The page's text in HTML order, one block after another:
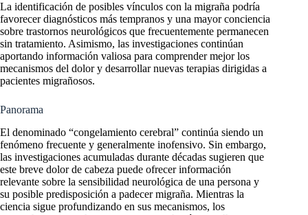
La identificación de posibles vínculos con la migraña podría
favorecer diagnósticos más tempranos y una mayor conciencia
sobre trastornos neurológicos que frecuentemente permanecen
sin tratamiento. Asimismo, las investigaciones continúan
aportando información valiosa para comprender mejor los
mecanismos del dolor y desarrollar nuevas terapias dirigidas a
pacientes migrañosos.
Panorama
El denominado “congelamiento cerebral” continúa siendo un
fenómeno frecuente y generalmente inofensivo. Sin embargo,
las investigaciones acumuladas durante décadas sugieren que
este breve dolor de cabeza puede ofrecer información
relevante sobre la sensibilidad neurológica de una persona y
su posible predisposición a padecer migraña. Mientras la
ciencia sigue profundizando en sus mecanismos, los